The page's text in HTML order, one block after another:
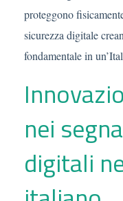
proteggono
sicurezza digitale
fondamentale in
nei
digitali